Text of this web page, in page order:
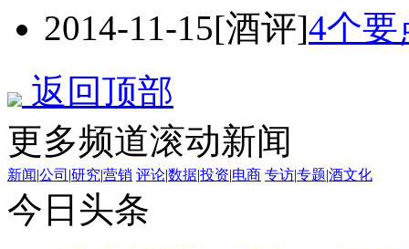
2014-11-15[酒评]4个要
返回顶部
更多频道滚动新闻
新闻|公司 |研究|营销 评论|数据|投资|电商 专访|专题|酒文化
今日头条